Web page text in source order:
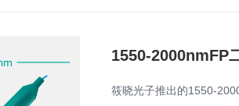
1550-2000nmFP
筱晓光子推出的1550-